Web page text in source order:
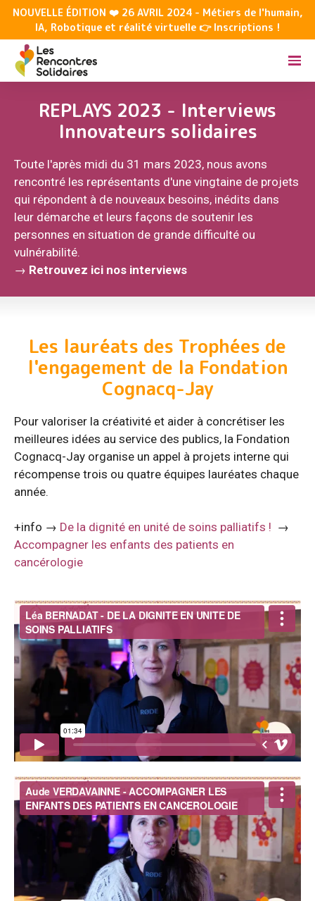
NOUVELLE ÉDITION ❤️ 26 AVRIL 2024 - Métiers de l'humain,
IA, Robotique et réalité virtuelle 👉 Inscriptions !
REPLAYS 2023 - Interviews
Innovateurs solidaires
Toute l'après midi du 31 mars 2023, nous avons
rencontré les représentants d'une vingtaine de projets
qui répondent à de nouveaux besoins, inédits dans
leur démarche et leurs façons de soutenir les
personnes en situation de grande difficulté ou
vulnérabilité.
→ Retrouvez ici nos interviews
Les lauréats des Trophées de
l'engagement de la Fondation
Cognacq-Jay
Pour valoriser la créativité et aider à concrétiser les
meilleures idées au service des publics, la Fondation
Cognacq-Jay organise un appel à projets interne qui
récompense trois ou quatre équipes lauréates chaque
année.
+info → De la dignité en unité de soins palliatifs ! →
Accompagner les enfants des patients en
cancérologie